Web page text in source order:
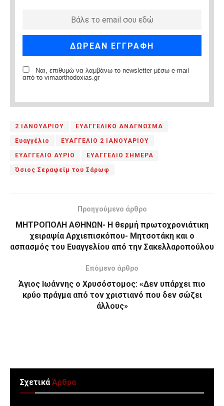
Ναι, επιθυμώ να λαμβάνω το newsletter μέσω e-mail
από το vimaorthodoxias.gr
2 ΙΑΝΟΥΑΡΙΟΥ ΕΥΑΓΓΕΛΙΚΟ ΑΝΑΓΝΩΣΜΑ
Ευαγγέλιο ΕΥΑΓΓΕΛΙΟ 2 ΙΑΝΟΥΑΡΙΟΥ
ΕΥΑΓΓΕΛΙΟ ΑΥΡΙΟ ΕΥΑΓΓΕΛΙΟ ΣΗΜΕΡΑ
Όσιος Σεραφείμ του Σάρωφ
Προηγούμενο άρθρο
ΜΗΤΡΟΠΟΛΗ ΑΘΗΝΩΝ- Η θερμή πρωτοχρονιάτικη
χειραψία Αρχιεπισκόπου- Μητσοτάκη και ο
ασπασμός του Ευαγγελίου από την Σακελλαροπούλου
Επόμενο άρθρο
Άγιος Ιωάννης ο Χρυσόστομος: «Δεν υπάρχει πιο
κρύο πράγμα από τον χριστιανό που δεν σώζει
άλλους»
ΣχετικάΆρθρα